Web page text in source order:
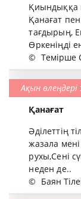
Қиындыққа
Қанағат
тағдырың,
Өркеніңді
© Темірше
Ақын
Қанағат
Әділеттің
жазала
рухы,Сені
неден де..
© Баян